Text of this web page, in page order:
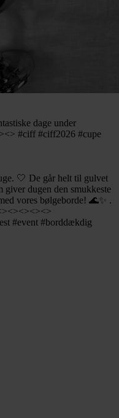
dage under
#ciff #ciff2026 #cupe